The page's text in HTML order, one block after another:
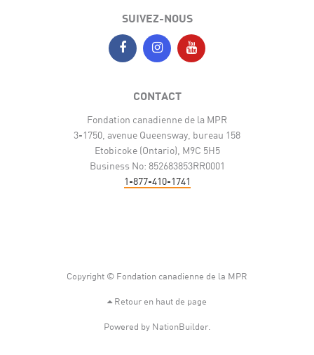
SUIVEZ-NOUS
CONTACT
Fondation canadienne de la MPR
3-1750, avenue Queensway, bureau 158
Etobicoke (Ontario), M9C 5H5
Business No: 852683853RR0001
1-877-410-1741
Copyright © Fondation canadienne de la MPR
Retour en haut de page
Powered by NationBuilder.